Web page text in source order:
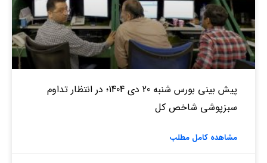
پیش بینی بورس شنبه 20 دی 1404؛ در انتظار تداوم
سبزپوشی شاخص کل
مشاهده کامل مطلب